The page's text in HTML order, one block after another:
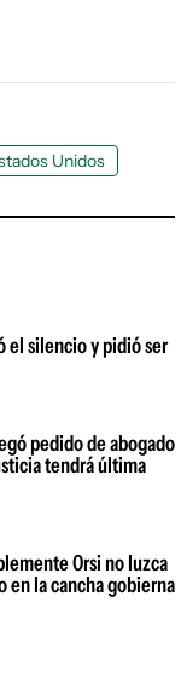
Unidos
el silencio y pidió ser
pedido de abogado
tendrá última
Orsi no luzca
en la cancha gobierna